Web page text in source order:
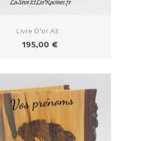
Livre D'or A3...
Prix
195,00 €